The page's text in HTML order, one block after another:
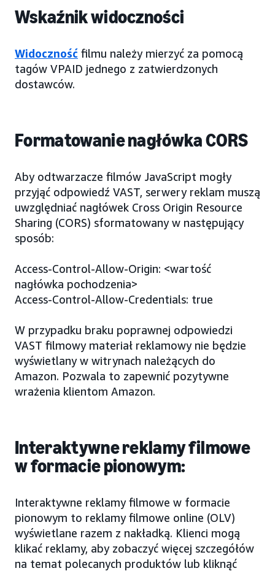
Wskaźnik widoczności
Widoczność filmu należy mierzyć za pomocą
tagów VPAID jednego z zatwierdzonych
dostawców.
Formatowanie nagłówka CORS
Aby odtwarzacze filmów JavaScript mogły
przyjąć odpowiedź VAST, serwery reklam muszą
uwzględniać nagłówek Cross Origin Resource
Sharing (CORS) sformatowany w następujący
sposób:
Access-Control-Allow-Origin: <wartość
nagłówka pochodzenia>
Access-Control-Allow-Credentials: true
W przypadku braku poprawnej odpowiedzi
VAST filmowy materiał reklamowy nie będzie
wyświetlany w witrynach należących do
Amazon. Pozwala to zapewnić pozytywne
wrażenia klientom Amazon.
Interaktywne reklamy filmowe
w formacie pionowym:
Interaktywne reklamy filmowe w formacie
pionowym to reklamy filmowe online (OLV)
wyświetlane razem z nakładką. Klienci mogą
klikać reklamy, aby zobaczyć więcej szczegółów
na temat polecanych produktów lub kliknąć